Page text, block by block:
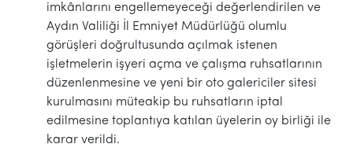
imkânlarını engellemeyeceği değerlendirilen ve
Aydın Valiliği İl Emniyet Müdürlüğü olumlu
görüşleri doğrultusunda açılmak istenen
işletmelerin işyeri açma ve çalışma ruhsatlarının
düzenlenmesine ve yeni bir oto galericiler sitesi
kurulmasını müteakip bu ruhsatların iptal
edilmesine toplantıya katılan üyelerin oy birliği ile
karar verildi.